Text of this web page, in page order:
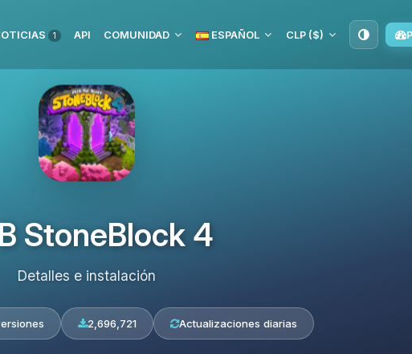
1 API COMUNIDAD ESPAÑOL CLP ($)
StoneBlock 4
Detalles e instalación
2,696,721 Actualizaciones diarias